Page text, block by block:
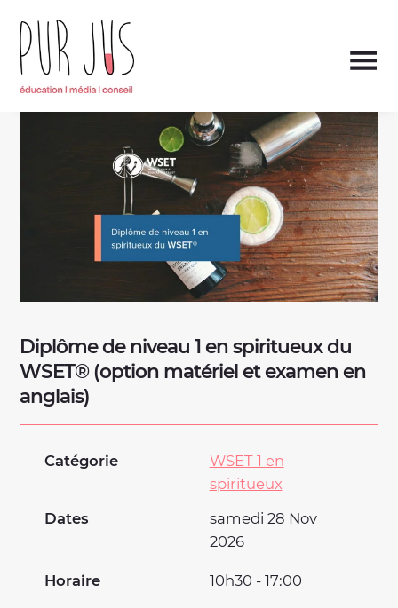
contenu
Pur Jus
Diplôme de niveau 1 en spiritueux du
WSET® (option matériel et examen en
anglais)
Catégorie
WSET 1 en
spiritueux
Dates
samedi 28 Nov
2026
Horaire 10h30 - 17:00